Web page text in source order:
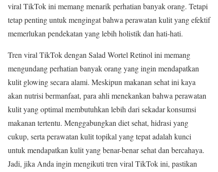
viral TikTok ini memang menarik perhatian banyak orang. Tetapi
tetap penting untuk mengingat bahwa perawatan kulit yang efektif
memerlukan pendekatan yang lebih holistik dan hati-hati.
Tren viral TikTok dengan Salad Wortel Retinol ini memang
mengundang perhatian banyak orang yang ingin mendapatkan
kulit glowing secara alami. Meskipun makanan sehat ini kaya
akan nutrisi bermanfaat, para ahli menekankan bahwa perawatan
kulit yang optimal membutuhkan lebih dari sekadar konsumsi
makanan tertentu. Menggabungkan diet sehat, hidrasi yang
cukup, serta perawatan kulit topikal yang tepat adalah kunci
untuk mendapatkan kulit yang benar-benar sehat dan bercahaya.
Jadi, jika Anda ingin mengikuti tren viral TikTok ini, pastikan